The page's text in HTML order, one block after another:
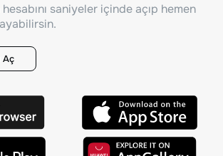
saniyeler içinde açıp hemen
Aç